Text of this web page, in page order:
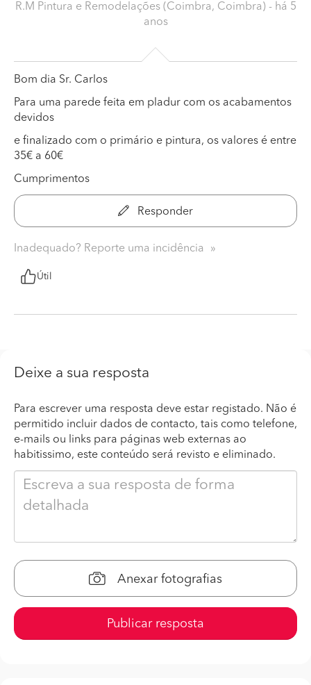
R.M Pintura e Remodelações (Coimbra, Coimbra) - há 5
anos
Bom dia Sr. Carlos
Para uma parede feita em pladur com os acabamentos
devidos
e finalizado com o primário e pintura, os valores é entre
35€ a 60€
Cumprimentos
Responder
Inadequado? Reporte uma incidência
Útil
Deixe a sua resposta
Para escrever uma resposta deve estar registado. Não é
permitido incluir dados de contacto, tais como telefone,
e-mails ou links para páginas web externas ao
habitissimo, este conteúdo será revisto e eliminado.
Anexar fotografias
Publicar resposta